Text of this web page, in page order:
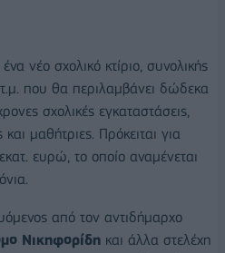
νέο σχολικό κτίριο, συνολικής
που θα περιλαμβάνει δώδεκα
σχολικές εγκαταστάσεις,
μαθήτριες. Πρόκειται για
ευρώ, το οποίο αναμένεται
από τον αντιδήμαρχο
Νικηφορίδη και άλλα στελέχη